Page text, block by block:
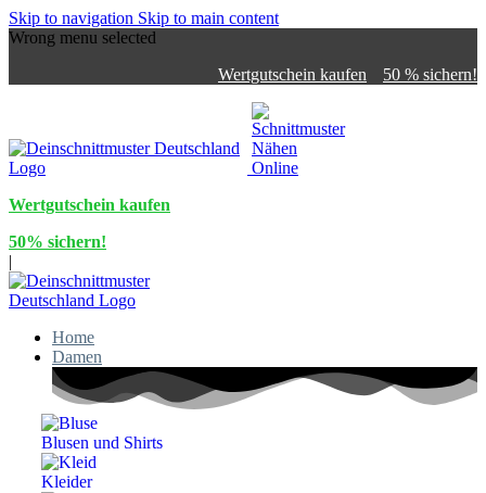
Skip to navigation Skip to main content
Wrong menu selected
Wertgutschein kaufen
50 % sichern!
Wertgutschein kaufen
50% sichern!
|
Home
Damen
Blusen und Shirts
Kleider